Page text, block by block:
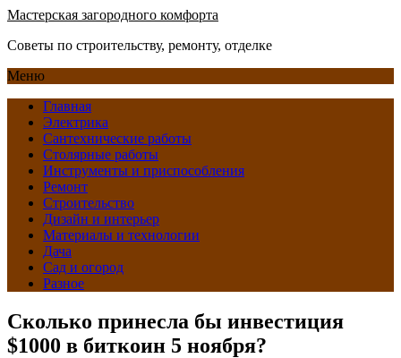
Мастерская загородного комфорта
Советы по строительству, ремонту, отделке
Меню
Главная
Электрика
Сантехнические работы
Столярные работы
Инструменты и приспособления
Ремонт
Строительство
Дизайн и интерьер
Материалы и технологии
Дача
Сад и огород
Разное
Сколько принесла бы инвестиция
$1000 в биткоин 5 ноября?